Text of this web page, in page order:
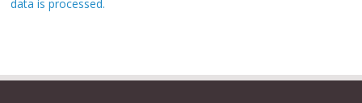
data is processed.